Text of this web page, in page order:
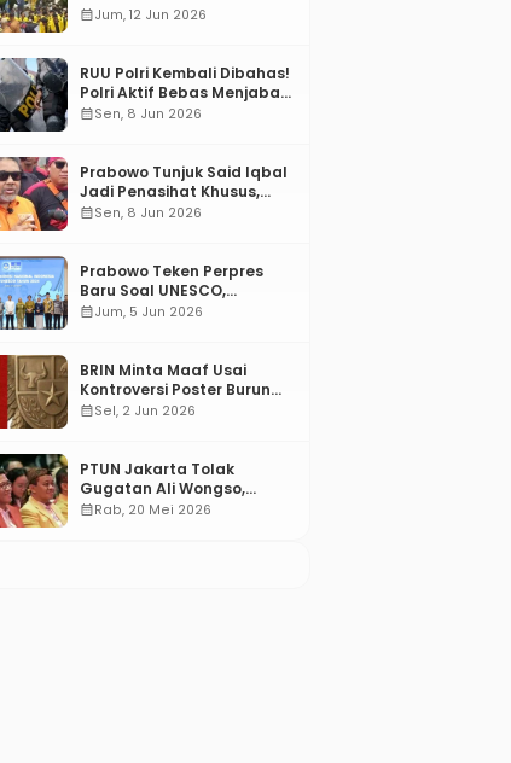
2026?
calendar_monthJum, 12 Jun 2026
RUU Polri Kembali Dibahas!
Polri Aktif Bebas Menjabat
Di Manapun
calendar_monthSen, 8 Jun 2026
Prabowo Tunjuk Said Iqbal
Jadi Penasihat Khusus,
Mengapa?
calendar_monthSen, 8 Jun 2026
Prabowo Teken Perpres
Baru Soal UNESCO,
Tentang Apa?
calendar_monthJum, 5 Jun 2026
BRIN Minta Maaf Usai
Kontroversi Poster Burung
Garuda
calendar_monthSel, 2 Jun 2026
PTUN Jakarta Tolak
Gugatan Ali Wongso,
Misbakhun: Ini hadiah
calendar_monthRab, 20 Mei 2026